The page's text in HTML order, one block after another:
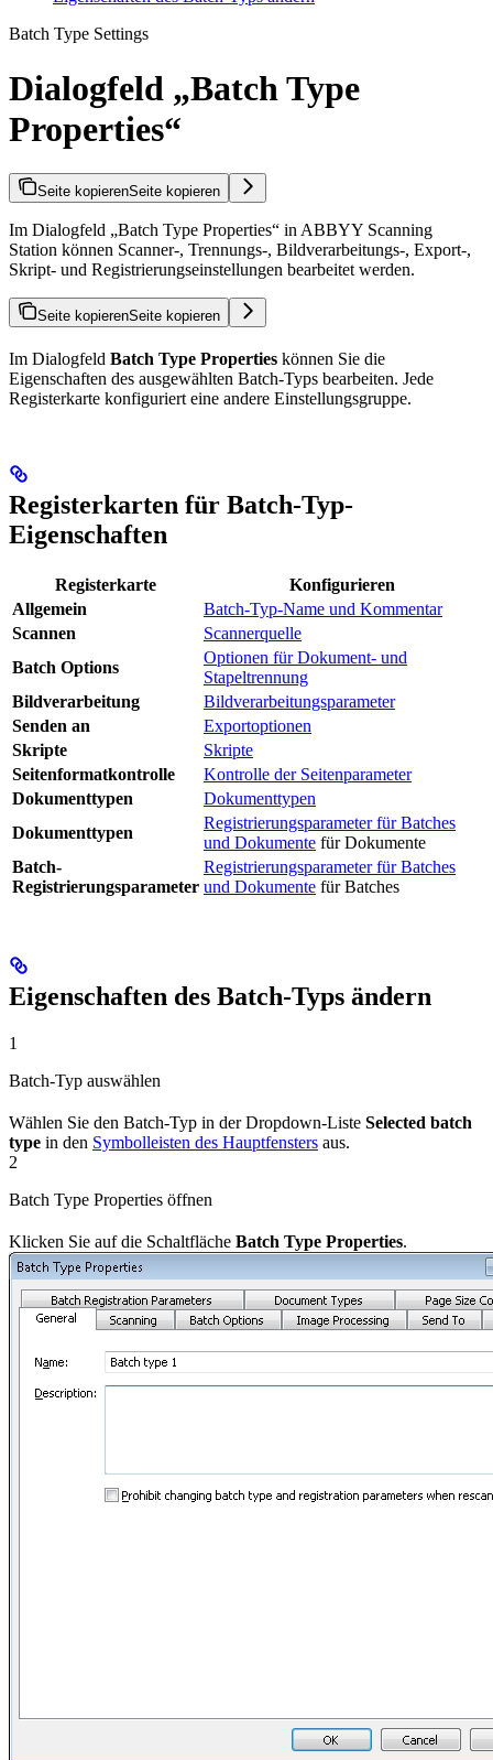
Batch Type Settings
Dialogfeld „Batch Type
Properties“
Seite kopierenSeite kopieren
Im Dialogfeld „Batch Type Properties“ in ABBYY Scanning
Station können Scanner-, Trennungs-, Bildverarbeitungs-, Export-,
Skript- und Registrierungseinstellungen bearbeitet werden.
Seite kopierenSeite kopieren
Im Dialogfeld Batch Type Properties können Sie die
Eigenschaften des ausgewählten Batch-Typs bearbeiten. Jede
Registerkarte konfiguriert eine andere Einstellungsgruppe.
Registerkarten für Batch-Typ-
Eigenschaften
Registerkarte
Konfigurieren
Allgemein
Batch-Typ-Name und Kommentar
Scannen
Scannerquelle
Batch Options
Optionen für Dokument- und
Stapeltrennung
Bildverarbeitung
Bildverarbeitungsparameter
Senden an
Exportoptionen
Skripte
Skripte
Seitenformatkontrolle
Kontrolle der Seitenparameter
Dokumenttypen
Dokumenttypen
Dokumenttypen
Registrierungsparameter für Batches
und Dokumente für Dokumente
Batch-
Registrierungsparameter
Registrierungsparameter für Batches
und Dokumente für Batches
Eigenschaften des Batch-Typs ändern
1
Batch-Typ auswählen
Wählen Sie den Batch-Typ in der Dropdown-Liste Selected batch
type in den Symbolleisten des Hauptfensters aus.
2
Batch Type Properties öffnen
Klicken Sie auf die Schaltfläche Batch Type Properties.